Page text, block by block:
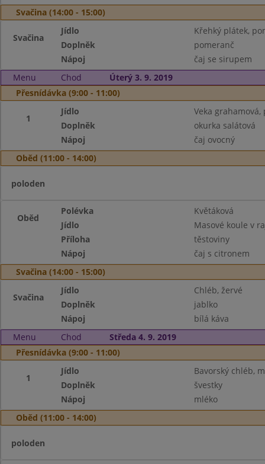
Svačina (14:00 - 15:00)
Svačina
Jídlo
Křehký plátek,
Doplněk
pomeranč
Nápoj
čaj se sirupem
Menu
Chod
Úterý 3. 9. 2019
Přesnídávka (9:00 - 11:00)
1
Jídlo
Veka
Doplněk
okurka salátová
Nápoj
čaj ovocný
Oběd (11:00 - 14:00)
poloden
Oběd
Polévka
Květáková
Jídlo
Masové koule v
Příloha
těstoviny
Nápoj
čaj s citronem
Svačina (14:00 - 15:00)
Svačina
Jídlo
Chléb, žervé
Doplněk
jablko
Nápoj
bílá káva
Menu
Chod
Středa 4. 9. 2019
Přesnídávka (9:00 - 11:00)
1
Jídlo
Bavorský chléb,
Doplněk
švestky
Nápoj
mléko
Oběd (11:00 - 14:00)
poloden